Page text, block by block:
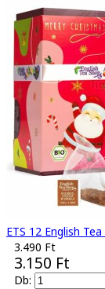
ETS 12 English
3.490 Ft
3.150 Ft
Db: